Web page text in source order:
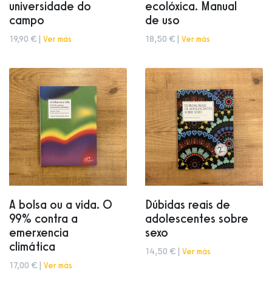
universidade do
campo
19,90 € | Ver más
ecolóxica. Manual
de uso
18,50 € | Ver más
A bolsa ou a vida. O
99% contra a
emerxencia
climática
17,00 € | Ver más
Dúbidas reais de
adolescentes sobre
sexo
14,50 € | Ver más